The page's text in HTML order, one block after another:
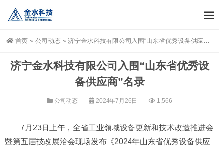
首页 » 公司动态 » 济宁金水科技有限公司入围“山东省优秀设备供应商”名录
济宁金水科技有限公司入围“山东省优秀设
备供应商”名录
公司动态 2024年7月26日 1,566
7月23日上午，全省工业领域设备更新和技术改造推进会
暨第五届技改展洽会现场发布《2024年山东省优秀设备供应